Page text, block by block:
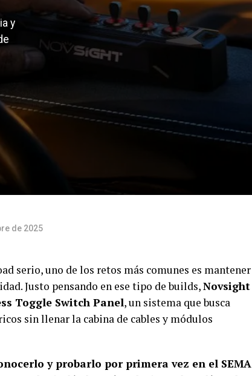
y
de 2025
serio, uno de los retos más comunes es mantener
Justo pensando en ese tipo de builds,Novsight
Toggle Switch Panel, un sistema que busca
sin llenar la cabina de cables y módulos
y probarlo por primera vez en el SEMA